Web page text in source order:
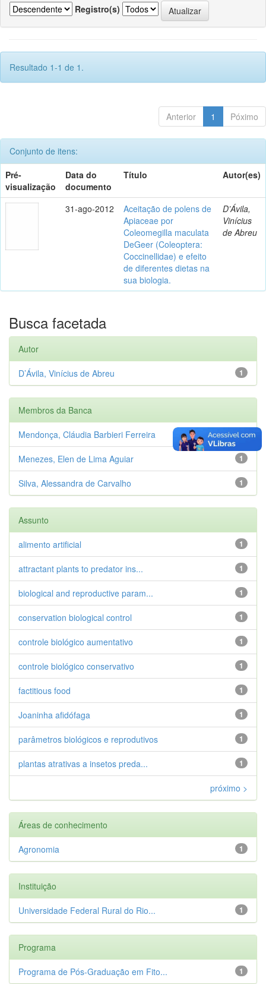
Registro(s)
Resultado 1-1 de 1.
Anterior 1 Póximo
Conjunto de itens:
Pré-
visualização
Data do
documento
Título Autor(es)
31-ago-2012
Aceitação de polens de
Apiaceae por
Coleomegilla maculata
DeGeer (Coleoptera:
Coccinellidae) e efeito
de diferentes dietas na
sua biologia.
D’Ávila,
Vinícius
de Abreu
Busca facetada
Autor
1
D’Ávila, Vinícius de Abreu
Membros da Banca
1
Mendonça, Cláudia Barbieri Ferreira
1
Menezes, Elen de Lima Aguiar
1
Silva, Alessandra de Carvalho
Assunto
1
alimento artificial
1
attractant plants to predator ins...
1
biological and reproductive param...
1
conservation biological control
1
controle biológico aumentativo
1
controle biológico conservativo
1
factitious food
1
Joaninha afidófaga
1
parâmetros biológicos e reprodutivos
1
plantas atrativas a insetos preda...
próximo >
Áreas de conhecimento
1
Agronomia
Instituição
1
Universidade Federal Rural do Rio...
Programa
1
Programa de Pós-Graduação em Fito...